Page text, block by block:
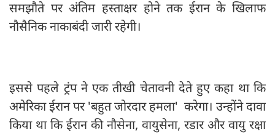
समझौते पर अंतिम हस्ताक्षर होने तक ईरान के खिलाफ
नौसैनिक नाकाबंदी जारी रहेगी।
इससे पहले ट्रंप ने एक तीखी चेतावनी देते हुए कहा था कि
अमेरिका ईरान पर 'बहुत जोरदार हमला' करेगा। उन्होंने दावा
किया था कि ईरान की नौसेना, वायुसेना, रडार और वायु रक्षा